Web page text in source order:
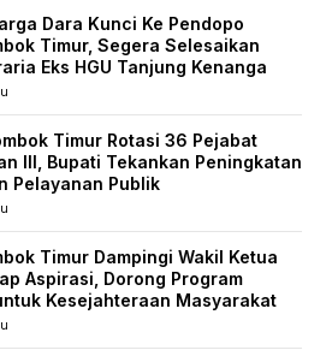
Dara Kunci Ke Pendopo
Timur, Segera Selesaikan
Eks HGU Tanjung Kenanga
Timur Rotasi 36 Pejabat
III, Bupati Tekankan Peningkatan
Pelayanan Publik
Timur Dampingi Wakil Ketua
Aspirasi, Dorong Program
Kesejahteraan Masyarakat